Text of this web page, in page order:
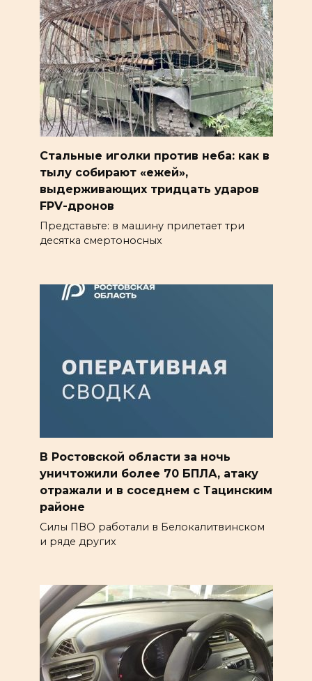
Стальные иголки против неба: как в
тылу собирают «ежей»,
выдерживающих тридцать ударов
FPV-дронов
Представьте: в машину прилетает три
десятка смертоносных
В Ростовской области за ночь
уничтожили более 70 БПЛА, атаку
отражали и в соседнем с Тацинским
районе
Силы ПВО работали в Белокалитвинском
и ряде других